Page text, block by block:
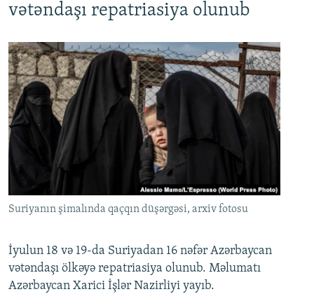
vətəndaşı repatriasiya olunub
Suriyanın şimalında qaçqın düşərgəsi, arxiv fotosu
İyulun 18 və 19-da Suriyadan 16 nəfər Azərbaycan
vətəndaşı ölkəyə repatriasiya olunub. Məlumatı
Azərbaycan Xarici İşlər Nazirliyi yayıb.